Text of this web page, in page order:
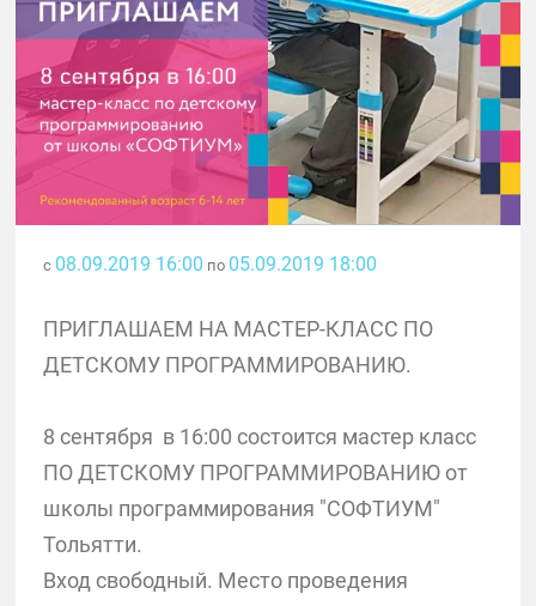
с 08.09.2019 16:00 по 05.09.2019 18:00
ПРИГЛАШАЕМ НА МАСТЕР-КЛАСС ПО
ДЕТСКОМУ ПРОГРАММИРОВАНИЮ.
8 сентября в 16:00 состоится мастер класс
ПО ДЕТСКОМУ ПРОГРАММИРОВАНИЮ от
школы программирования "СОФТИУМ"
Тольятти.
Вход свободный. Место проведения